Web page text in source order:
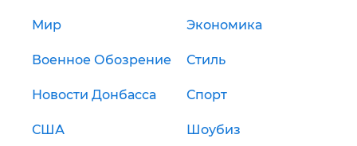
Мир Экономика
Военное Обозрение Стиль
Новости Донбасса Спорт
США Шоубиз